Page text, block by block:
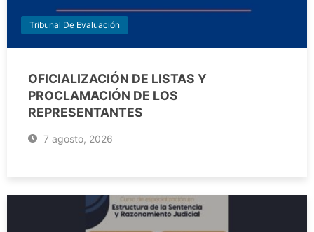
Tribunal De Evaluación
OFICIALIZACIÓN DE LISTAS Y
PROCLAMACIÓN DE LOS
REPRESENTANTES
7 agosto, 2026